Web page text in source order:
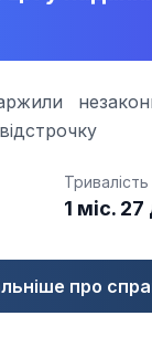
Тривалість
1 міс. 27
про